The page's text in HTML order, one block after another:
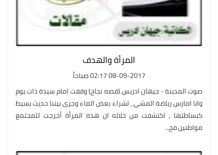
المرأة والهدف
08-09-2017 02:17 صباحاً
صوت المدينة - جيهان ادريس (قصه نجاح) وقفت امام سيدة ذات يوم
وانا امارس رياضة المشي , لشراء بعض الماء وجرى بيننا حديث بسيط
كبساطتها , اكتشفت من خلاله ان هذه المرأة أخرجت للمجتمع
مواطنين مح..